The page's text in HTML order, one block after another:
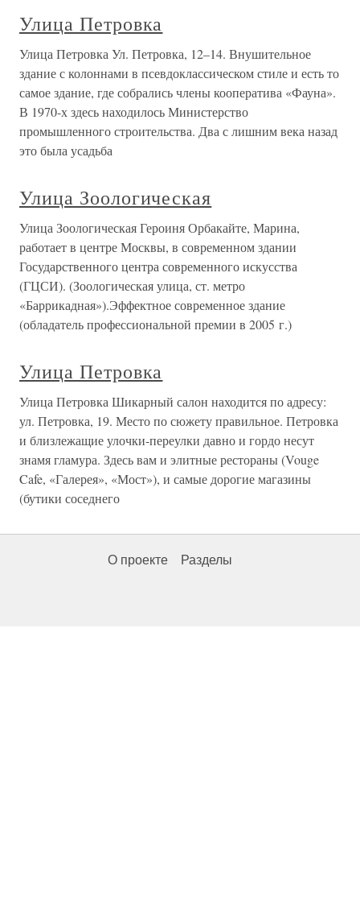
Улица Петровка
Улица Петровка Ул. Петровка, 12–14. Внушительное
здание с колоннами в псевдоклассическом стиле и есть то
самое здание, где собрались члены кооператива «Фауна».
В 1970-х здесь находилось Министерство
промышленного строительства. Два с лишним века назад
это была усадьба
Улица Зоологическая
Улица Зоологическая Героиня Орбакайте, Марина,
работает в центре Москвы, в современном здании
Государственного центра современного искусства
(ГЦСИ). (Зоологическая улица, ст. метро
«Баррикадная»).Эффектное современное здание
(обладатель профессиональной премии в 2005 г.)
Улица Петровка
Улица Петровка Шикарный салон находится по адресу:
ул. Петровка, 19. Место по сюжету правильное. Петровка
и близлежащие улочки-переулки давно и гордо несут
знамя гламура. Здесь вам и элитные рестораны (Vouge
Cafe, «Галерея», «Мост»), и самые дорогие магазины
(бутики соседнего
О проекте Разделы